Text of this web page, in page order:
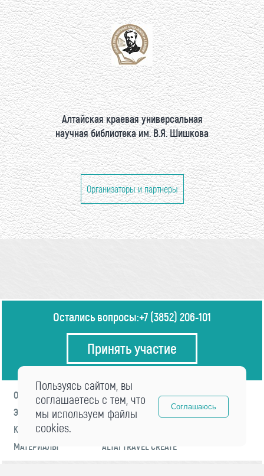
Алтайская краевая универсальная
научная библиотека им. В.Я. Шишкова
Организаторы и партнеры
Остались вопросы:+7 (3852) 206-101
Принять участие
О ФОРУМЕ
ПРОГРАММА
ЭКСПЕРТЫ
НОВОСТИ
КОНТАКТЫ
МАТЕРИАЛЫ
ALTAI TRAVEL CREATE
Пользуясь сайтом, вы
соглашаетесь с тем, что
мы используем файлы
cookies.
Соглашаюсь